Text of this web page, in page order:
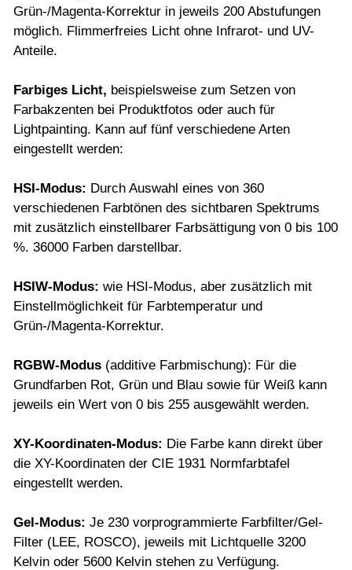
Grün-/Magenta-Korrektur in jeweils 200 Abstufungen
möglich. Flimmerfreies Licht ohne Infrarot- und UV-
Anteile.
Farbiges Licht, beispielsweise zum Setzen von
Farbakzenten bei Produktfotos oder auch für
Lightpainting. Kann auf fünf verschiedene Arten
eingestellt werden:
HSI-Modus: Durch Auswahl eines von 360
verschiedenen Farbtönen des sichtbaren Spektrums
mit zusätzlich einstellbarer Farbsättigung von 0 bis 100
%. 36000 Farben darstellbar.
HSIW-Modus: wie HSI-Modus, aber zusätzlich mit
Einstellmöglichkeit für Farbtemperatur und
Grün-/Magenta-Korrektur.
RGBW-Modus (additive Farbmischung): Für die
Grundfarben Rot, Grün und Blau sowie für Weiß kann
jeweils ein Wert von 0 bis 255 ausgewählt werden.
XY-Koordinaten-Modus: Die Farbe kann direkt über
die XY-Koordinaten der CIE 1931 Normfarbtafel
eingestellt werden.
Gel-Modus: Je 230 vorprogrammierte Farbfilter/Gel-
Filter (LEE, ROSCO), jeweils mit Lichtquelle 3200
Kelvin oder 5600 Kelvin stehen zu Verfügung.